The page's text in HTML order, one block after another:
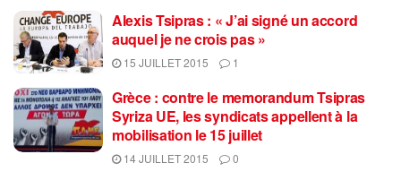
Alexis Tsipras : « J’ai signé un accord
auquel je ne crois pas »
15 JUILLET 2015 1
Grèce : contre le memorandum Tsipras
Syriza UE, les syndicats appellent à la
mobilisation le 15 juillet
14 JUILLET 2015 0